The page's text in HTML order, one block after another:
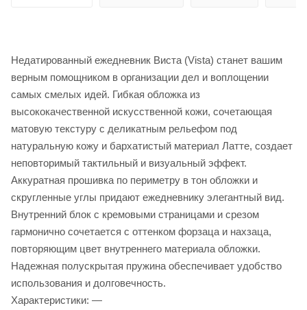
Недатированный ежедневник Виста (Vista) станет вашим
верным помощником в организации дел и воплощении
самых смелых идей. Гибкая обложка из
высококачественной искусственной кожи, сочетающая
матовую текстуру с деликатным рельефом под
натуральную кожу и бархатистый материал Латте, создает
неповторимый тактильный и визуальный эффект.
Аккуратная прошивка по периметру в тон обложки и
скругленные углы придают ежедневнику элегантный вид.
Внутренний блок с кремовыми страницами и срезом
гармонично сочетается с оттенком форзаца и нахзаца,
повторяющим цвет внутреннего материала обложки.
Надежная полускрытая пружина обеспечивает удобство
использования и долговечность.
Характеристики: —